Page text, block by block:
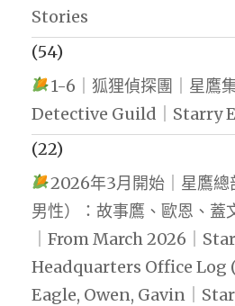
Stories
(54)
1-6｜狐狸偵探團｜星鷹
Detective Guild｜Starry
(22)
2026年3月開始｜星鷹總
男性）：故事鷹、歐恩、蓋
｜From March 2026｜
Headquarters Office Log
Eagle, Owen, Gavin｜